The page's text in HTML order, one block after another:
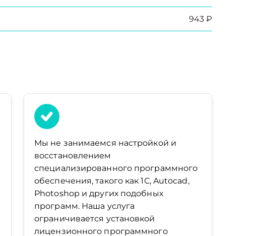
943 ₽
Мы не занимаемся настройкой и
восстановлением
специализированного программного
обеспечения, такого как 1С, Autocad,
Photoshop и других подобных
программ. Наша услуга
ограничивается установкой
лицензионного программного